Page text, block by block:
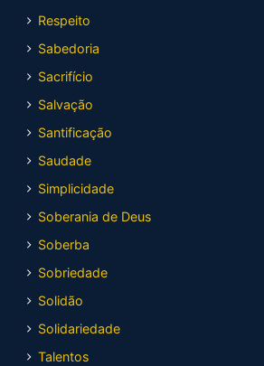
Respeito
Sabedoria
Sacrifício
Salvação
Santificação
Saudade
Simplicidade
Soberania de Deus
Soberba
Sobriedade
Solidão
Solidariedade
Talentos